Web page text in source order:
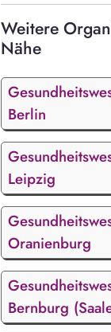
Weitere
Nähe
Berlin
Leipzig
Oranienburg
Bernburg